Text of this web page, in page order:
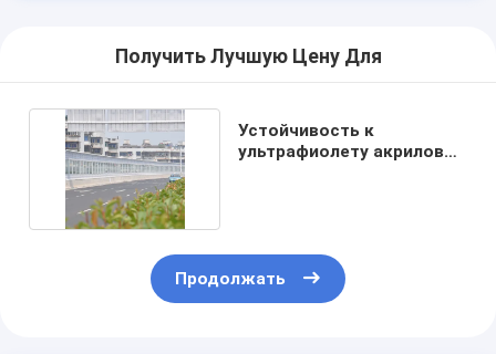
Получить Лучшую Цену Для
Устойчивость к
ультрафиолету акриловая
Продолжать